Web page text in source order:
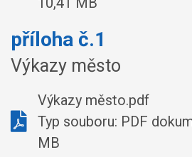
příloha č.1
Výkazy město
Výkazy město.pdf
Typ souboru: PDF
MB